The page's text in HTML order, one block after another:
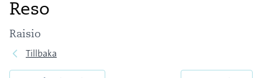
Reso
Raisio
Tillbaka